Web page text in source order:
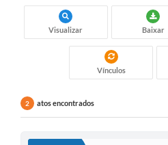
Requerimento geral
Sala do Empreendedor
Arquivo Histórico
Visualizar Baixar
Vínculos
2 atos encontrados